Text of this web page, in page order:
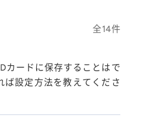
全14件
カードに保存することはで
ば設定方法を教えてくださ